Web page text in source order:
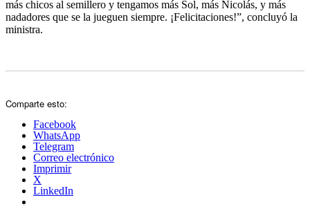
más chicos al semillero y tengamos más Sol, más Nicolás, y más
nadadores que se la jueguen siempre. ¡Felicitaciones!”, concluyó la
ministra.
Comparte esto:
Facebook
WhatsApp
Telegram
Correo electrónico
Imprimir
X
LinkedIn